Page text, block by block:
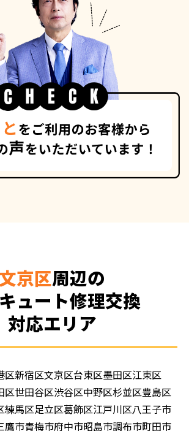
京区周辺の
ュート修理交換
対応エリア
区新宿区文京区台東区墨田区江東区
区世田谷区渋谷区中野区杉並区豊島区
練馬区足立区葛飾区江戸川区八王子市
鷹市青梅市府中市昭島市調布市町田市